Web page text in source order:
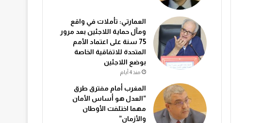
العمارتي: تأملات في واقع
ومآل حماية اللاجئين بعد مرور
75 سنة على اعتماد الأمم
المتحدة للاتفاقية الخاصة
بوضع اللاجئين
منذ 4 أيام
المغرب أمام مفترق طرق
“العدل هو أساس الأمان
مهما اختلفت الأوطان
والأزمان”